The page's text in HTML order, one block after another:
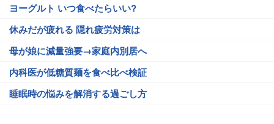
ヨーグルト いつ食べたらいい?
休みだが疲れる 隠れ疲労対策は
母が娘に減量強要→家庭内別居へ
内科医が低糖質麺を食べ比べ検証
睡眠時の悩みを解消する過ごし方